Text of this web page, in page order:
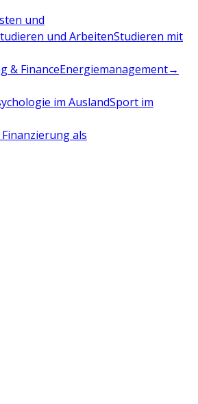
und
und ArbeitenStudieren mit
& FinanceEnergiemanagement→
im AuslandSport im
als